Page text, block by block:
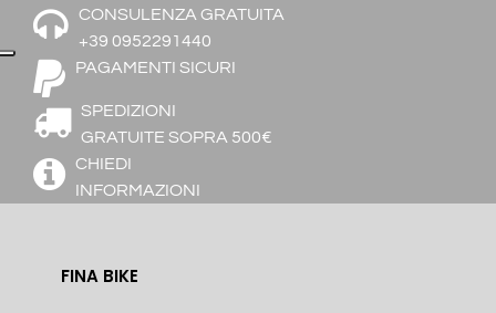
CONSULENZA GRATUITA
+39 0952291440
PAGAMENTI SICURI
SPEDIZIONI
GRATUITE SOPRA 500€
CHIEDI
INFORMAZIONI
FINA BIKE